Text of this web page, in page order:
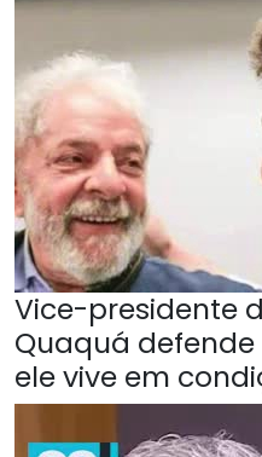
Vice-presidente
Quaquá defende
ele vive em